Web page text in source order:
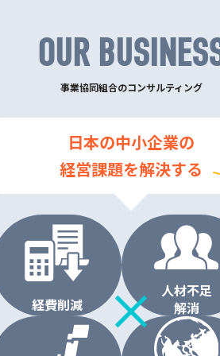
OUR
事業協同組合のコンサルティング
日本の中小企業の
経営課題を解決する
経費削減
人材不足
解消